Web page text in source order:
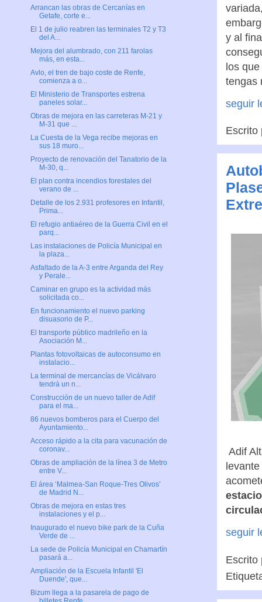
y al
los
tengas
seguir
Adif
seguir
Arrancan las obras de Cercanías en
Getafe, corte e...
El 1 de julio reabren las terminales T2 y T3
del A...
Mejora del alumbrado, con 211 farolas
más, en esta...
Avlo, el tren de bajo coste de Renfe,
comienza a o...
El Ministerio de Transportes estrena
paneles solar...
Obras de mejora en las carreteras M-21 y
M-31 que ...
La Cuesta de la Vega recibe mejoras en
sus 18 muro...
Proyecto de renovación del Tanatorio de la
M-30, q...
El plan contra incendios forestales del
verano de ...
Detalle de los 2.931 profesores en Infantil,
Prima...
El refugio antiaéreo de la Guerra Civil en el
parq...
Las instalaciones de Policía Municipal en
la plaza...
Asfaltado de la A-3 entre Arganda del Rey
y Perale...
Caminar en grupo es la actividad más
solicitada co...
En funcionamiento el nuevo parking
disuasorio de P...
El transporte público madrileño en la
Asociación M...
Plantas fotovoltaicas de autoconsumo en
instalacio...
La terminal de mercancías de Vicálvaro
tendrá un n...
Construcción de un nuevo taller de Adif
para el ma...
86 nuevos bomberos para el Cuerpo del
Ayuntamiento...
Acceso rápido a la cita para vacunación de
coronav...
Obras de ampliación de la línea 3 de Metro
entre V...
El área ‘Malmea-San Roque-Tres Olivos’
de Madrid N...
Obras de mejora en estas tres
instalaciones y el p...
Inaugurado el nuevo bike park de la Cuña
Verde de ...
La sede de Policía Municipal en Chamartín
pasará a...
Ampliación de la Escuela Infantil 'El
Duende', que...
Bizum llega a la pasarela de pago de